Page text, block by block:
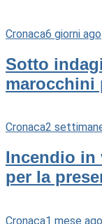
Cronaca6 giorni ago
Sotto
marocchini
Cronaca2
Incendio in
per la
Cronaca1 mese ago